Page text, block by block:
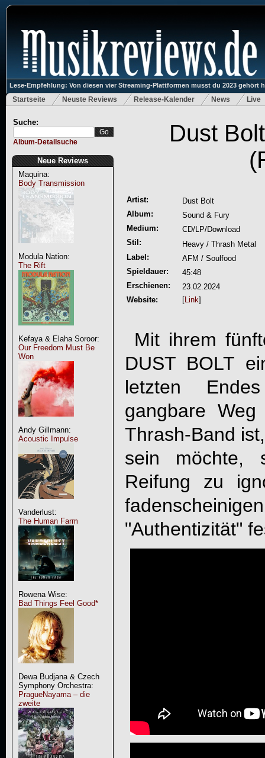
Lese-Empfehlung: Von diesen vier Streaming-Plattformen musst du 2023 gehört
Startseite Neuste Reviews Release-Kalender News Live
Suche:
Album-Detailsuche
Neue Reviews
Maquina:
Body Transmission
Modula Nation:
The Rift
Kefaya & Elaha Soroor:
Our Freedom Must Be
Won
Andy Gillmann:
Acoustic Impulse
Vanderlust:
The Human Farm
Rowena Wise:
Bad Things Feel Good*
Dewa Budjana & Czech
Symphony Orchestra:
PragueNayama – die
zweite
Dust
Artist:
Dust Bolt
Album:
Sound & Fury
Medium:
CD/LP/Download
Stil:
Heavy / Thrash Metal
Label:
AFM / Soulfood
Spieldauer:
45:48
Erschienen:
23.02.2024
Website:
[Link]
Mit ihrem
DUST BOLT
letzten
gangbare
Thrash-Band
sein möchte,
Reifung zu
"Authentizität"